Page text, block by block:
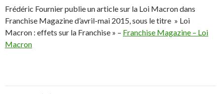
Frédéric Fournier publie un article sur la Loi Macron dans
Franchise Magazine d’avril-mai 2015, sous le titre » Loi
Macron : effets sur la Franchise » – Franchise Magazine – Loi
Macron